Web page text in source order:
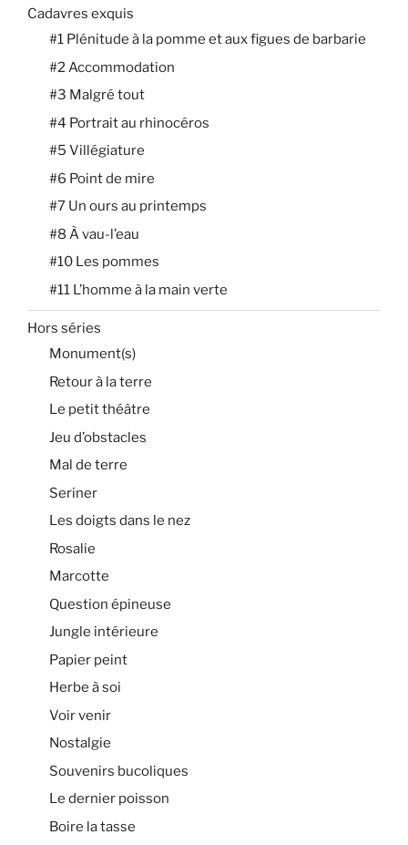
Cadavres exquis
#1 Plénitude à la pomme et aux figues de barbarie
#2 Accommodation
#3 Malgré tout
#4 Portrait au rhinocéros
#5 Villégiature
#6 Point de mire
#7 Un ours au printemps
#8 À vau-l’eau
#10 Les pommes
#11 L’homme à la main verte
Hors séries
Monument(s)
Retour à la terre
Le petit théâtre
Jeu d’obstacles
Mal de terre
Seriner
Les doigts dans le nez
Rosalie
Marcotte
Question épineuse
Jungle intérieure
Papier peint
Herbe à soi
Voir venir
Nostalgie
Souvenirs bucoliques
Le dernier poisson
Boire la tasse